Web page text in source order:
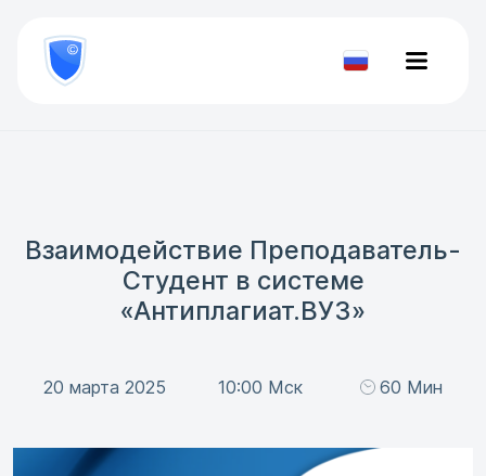
800
777-
81-Проверить
Взаимодействие Преподаватель-
Студент в системе
«Антиплагиат.ВУЗ»
20 марта 2025 10:00 Мск 60 Мин